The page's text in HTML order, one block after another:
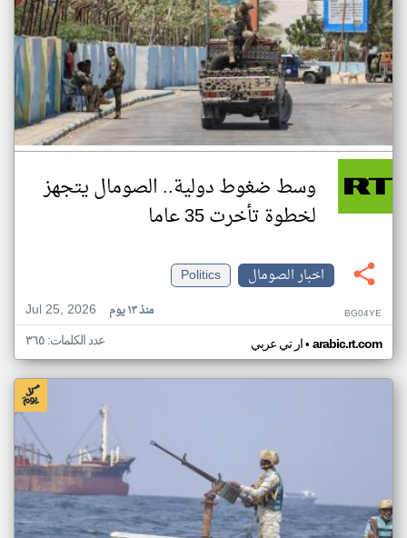
وسط ضغوط دولية.. الصومال يتجهز
لخطوة تأخرت 35 عاما
اخبار الصومال
Politics
Jul 25, 2026
منذ ١٣ يوم BG04YE
ار تي عربي• arabic.rt.com عدد الكلمات: ٣٦٥